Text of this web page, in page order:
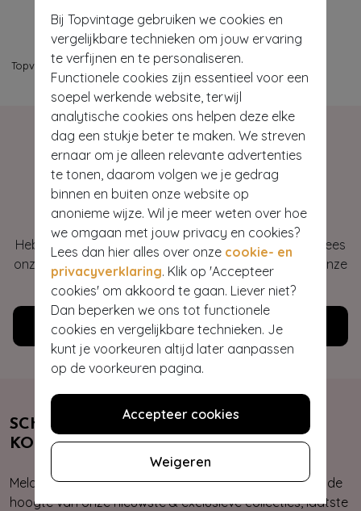
Bij Topvintage gebruiken we cookies en
vergelijkbare technieken om jouw ervaring
te verfijnen en te personaliseren.
Functionele cookies zijn essentieel voor een
soepel werkende website, terwijl
analytische cookies ons helpen deze elke
dag een stukje beter te maken. We streven
ernaar om je alleen relevante advertenties
te tonen, daarom volgen we je gedrag
binnen en buiten onze website op
anonieme wijze. Wil je meer weten over hoe
we omgaan met jouw privacy en cookies?
Lees dan hier alles over onze cookie- en
privacyverklaring. Klik op 'Accepteer
cookies' om akkoord te gaan. Liever niet?
Dan beperken we ons tot functionele
cookies en vergelijkbare technieken. Je
kunt je voorkeuren altijd later aanpassen
op de voorkeuren pagina.
Accepteer cookies
Weigeren
Topvintage >Kleding > Jurken >Midaxi jurken
Hey gorgeous
Heb je vragen of heb je hulp nodig bij je bestelling? Lees
onze veelgestelde vragen of neem contact op met onze
klantenservice. Wij helpen je graag!
Klantenservice
SCHRIJF JE NU IN & ONTVANG 10%
KORTING
Meld je aan voor onze nieuwsbrief. Zo ben je altijd op de
hoogte van onze nieuwste & exclusieve collecties, laatste